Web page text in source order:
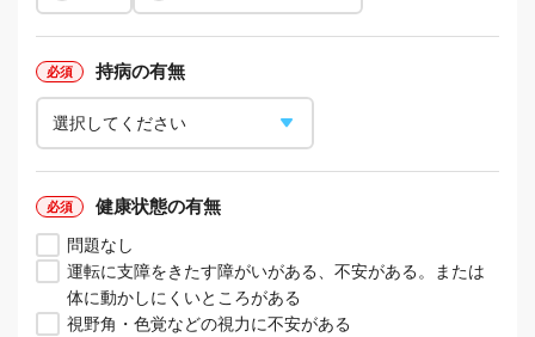
持病の有無
健康状態の有無
問題なし
運転に支障をきたす障がいがある、不安がある。または
体に動かしにくいところがある
視野角・色覚などの視力に不安がある